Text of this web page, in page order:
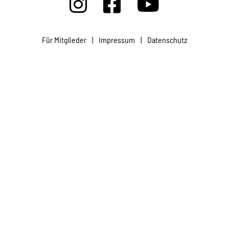
Projekte
Für Mitglieder | Impressum | Datenschutz